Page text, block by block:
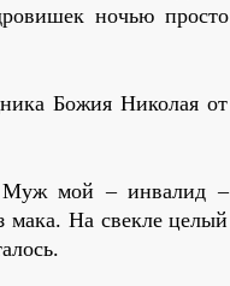
ночью просто
Божия Николая от
Муж мой – инвалид –
мака. На свекле целый